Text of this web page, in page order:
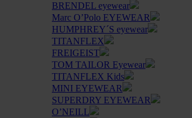
BRENDEL eyewear
Marc O’Polo EYEWEAR
HUMPHREY´S eyewear
TITANFLEX
FREIGEIST
TOM TAILOR Eyewear
TITANFLEX Kids
MINI EYEWEAR
SUPERDRY EYEWEAR
O’NEILL